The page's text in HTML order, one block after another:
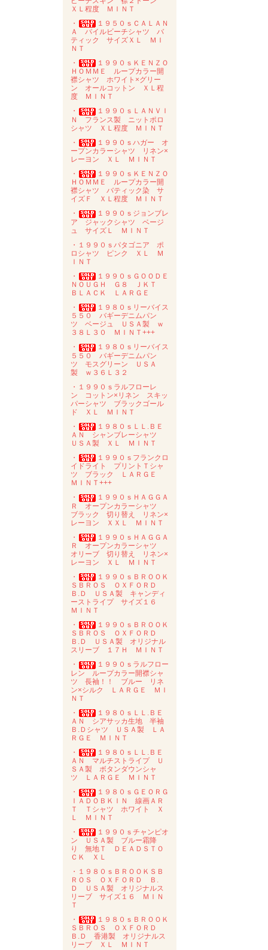
ＸＬ程度 ＭＩＮＴ
・
１９５０ｓＣＡＬＡＮ
Ａ パイルビーチシャツ バ
ティック サイズＸＬ ＭＩ
ＮＴ
・
１９９０ｓＫＥＮＺＯ
ＨＯＭＭＥ ループカラー開
襟シャツ ホワイト×グリー
ン オールコットン ＸＬ程
度 ＭＩＮＴ
・
１９９０ｓＬＡＮＶＩ
Ｎ フランス製 ニットポロ
シャツ ＸＬ程度 ＭＩＮＴ
・
１９９０ｓハガー オ
ープンカラーシャツ リネン×
レーヨン ＸＬ ＭＩＮＴ
・
１９９０ｓＫＥＮＺＯ
ＨＯＭＭＥ ループカラー開
襟シャツ バティック染 サ
イズＦ ＸＬ程度 ＭＩＮＴ
・
１９９０ｓジョンブレ
ア ジャックシャツ ベージ
ュ サイズＬ ＭＩＮＴ
・１９９０ｓパタゴニア ポ
ロシャツ ピンク ＸＬ Ｍ
ＩＮＴ
・
１９９０ｓＧＯＯＤＥ
ＮＯＵＧＨ Ｇ８ ＪＫＴ
ＢＬＡＣＫ ＬＡＲＧＥ
・
１９８０ｓリーバイス
５５０ バギーデニムパン
ツ ベージュ ＵＳＡ製 ｗ
３８Ｌ３０ ＭＩＮＴ+++
・
１９８０ｓリーバイス
５５０ バギーデニムパン
ツ モスグリーン ＵＳＡ
製 ｗ３６Ｌ３２
・１９９０ｓラルフローレ
ン コットン×リネン スキッ
パーシャツ ブラックゴール
ド ＸＬ ＭＩＮＴ
・
１９８０ｓＬＬ.ＢＥ
ＡＮ シャンブレーシャツ
ＵＳＡ製 ＸＬ ＭＩＮＴ
・
１９９０ｓフランクロ
イドライト プリントＴシャ
ツ ブラック ＬＡＲＧＥ
ＭＩＮＴ+++
・
１９９０ｓＨＡＧＧＡ
Ｒ オープンカラーシャツ
ブラック 切り替え リネン×
レーヨン ＸＸＬ ＭＩＮＴ
・
１９９０ｓＨＡＧＧＡ
Ｒ オープンカラーシャツ
オリーブ 切り替え リネン×
レーヨン ＸＬ ＭＩＮＴ
・
１９９０ｓＢＲＯＯＫ
ＳＢＲＯＳ ＯＸＦＯＲＤ
Ｂ.Ｄ ＵＳＡ製 キャンディ
ーストライプ サイズ１６
ＭＩＮＴ
・
１９９０ｓＢＲＯＯＫ
ＳＢＲＯＳ ＯＸＦＯＲＤ
Ｂ.Ｄ ＵＳＡ製 オリジナル
スリーブ １７Ｈ ＭＩＮＴ
・
１９９０ｓラルフロー
レン ループカラー開襟シャ
ツ 長袖！！ ブルー リネ
ン×シルク ＬＡＲＧＥ ＭＩ
ＮＴ
・
１９８０ｓＬＬ.ＢＥ
ＡＮ シアサッカ生地 半袖
Ｂ.Ｄシャツ ＵＳＡ製 ＬＡ
ＲＧＥ ＭＩＮＴ
・
１９８０ｓＬＬ.ＢＥ
ＡＮ マルチストライプ Ｕ
ＳＡ製 ボタンダウンシャ
ツ ＬＡＲＧＥ ＭＩＮＴ
・
１９８０ｓＧＥＯＲＧ
ＩＡＤＯＢＫＩＮ 線画ＡＲ
Ｔ Ｔシャツ ホワイト Ｘ
Ｌ ＭＩＮＴ
・
１９９０ｓチャンピオ
ン ＵＳＡ製 ブルー霜降
り 無地Ｔ ＤＥＡＤＳＴＯ
ＣＫ ＸＬ
・１９８０ｓＢＲＯＯＫＳＢ
ＲＯＳ ＯＸＦＯＲＤ Ｂ.
Ｄ ＵＳＡ製 オリジナルス
リーブ サイズ１６ ＭＩＮ
Ｔ
・
１９８０ｓＢＲＯＯＫ
ＳＢＲＯＳ ＯＸＦＯＲＤ
Ｂ.Ｄ 香港製 オリジナルス
リーブ ＸＬ ＭＩＮＴ